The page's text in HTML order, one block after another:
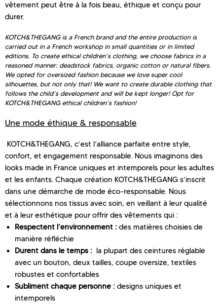
vêtement peut être à la fois beau, éthique et conçu pour
durer.
KOTCH&THEGANG is a French brand and the entire production is
carried out in a French workshop in small quantities or in limited
editions. To create ethical children’s clothing, we choose fabrics in a
reasoned manner: deadstock fabrics, organic cotton or natural fibers.
We opted for oversized fashion because we love super cool
silhouettes, but not only that! We want to create durable clothing that
follows the child’s development and will be kept longer! Opt for
KOTCH&THEGANG ethical children’s fashion!
Une mode éthique & responsable
KOTCH&THEGANG, c’est l’alliance parfaite entre style,
confort, et engagement responsable. Nous imaginons des
looks made in France uniques et intemporels pour les adultes
et les enfants. Chaque création KOTCH&THEGANG s’inscrit
dans une démarche de mode éco-responsable. Nous
sélectionnons nos tissus avec soin, en veillant à leur qualité
et à leur esthétique pour offrir des vêtements qui :
Respectent l’environnement : des matières choisies de
manière réfléchie
Durent dans le temps : la plupart des ceintures réglable
avec un bouton, deux tailles, coupe oversize, textiles
robustes et confortables
Subliment chaque personne : designs uniques et
intemporels